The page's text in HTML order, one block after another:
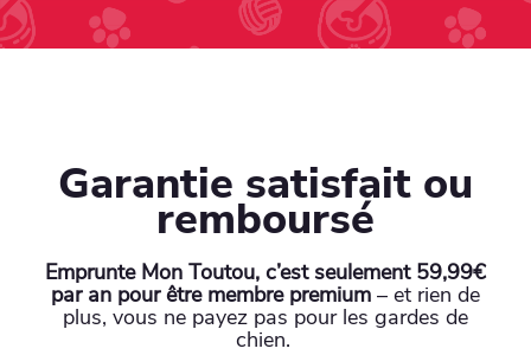
Garantie satisfait ou
remboursé
Emprunte Mon Toutou, c’est seulement 59,99€
par an pour être membre premium – et rien de
plus, vous ne payez pas pour les gardes de
chien.